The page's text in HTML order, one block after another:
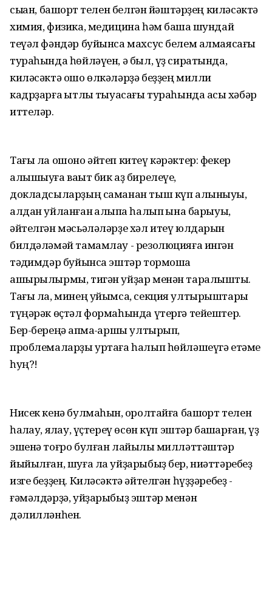
сыҡҡан, башҡорт телен белгән йәштәрҙең киләсәктә
химия, физика, медицина һәм башҡа шундай
теүәл фәндәр буйынса махсус белем алмаясағы
тураһында һөйләүен, ә был, үҙ сиратында,
киләсәктә ошо өлкәләрҙә беҙҙең милли
кадрҙарға ҡытлыҡ тыуасағы тураһында асыҡ хәбәр
иттеләр.
Тағы ла ошоно әйтеп китеү кәрәктер: фекер
алышыуға ваҡыт бик аҙ бирелеүе,
докладсыларҙың саманан тыш күп алыныуы,
алдан уйланған ҡалыпҡа һалып ҡына барыуы,
әйтелгән мәсьәләләрҙе хәл итеү юлдарын
билдәләмәй тамамлау - резолюцияға ингән
тәҡдимдәр буйынса эштәр тормошҡа
ашырылырмы, тигән уйҙар менән таралыштыҡ.
Тағы ла, минең уйымса, секция ултырыштары
түңәрәк өҫтәл формаһында үтергә тейештер.
Бер-береңә ҡапма-ҡаршы ултырып,
проблемаларҙы уртаға һалып һөйләшеүгә етәме
һуң?!
Нисек кенә булмаһын, ҡоролтайға башҡорт телен
һаҡлау, яҡлау, үҫтереү өсөн күп эштәр башҡарған, үҙ
эшенә тоғро булған лайыҡлы милләттәштәр
йыйылған, шуға ла уйҙарыбыҙ бер, ниәттәребеҙ
изге беҙҙең. Киләсәктә әйтелгән һүҙҙәребеҙ -
ғәмәлдәрҙә, уйҙарыбыҙ эштәр менән
дәлилләнһен.